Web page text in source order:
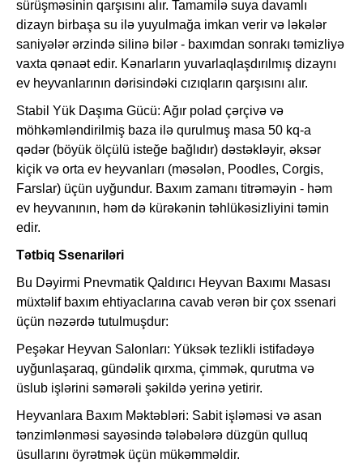
sürüşməsinin qarşısını alır. Tamamilə suya davamlı
dizayn birbaşa su ilə yuyulmağa imkan verir və ləkələr
saniyələr ərzində silinə bilər - baxımdan sonrakı təmizliyə
vaxta qənaət edir. Kənarların yuvarlaqlaşdırılmış dizaynı
ev heyvanlarının dərisindəki cızıqların qarşısını alır.
Stabil Yük Daşıma Gücü: Ağır polad çərçivə və
möhkəmləndirilmiş baza ilə qurulmuş masa 50 kq-a
qədər (böyük ölçülü isteğe bağlıdır) dəstəkləyir, əksər
kiçik və orta ev heyvanları (məsələn, Poodles, Corgis,
Farslar) üçün uyğundur. Baxım zamanı titrəməyin - həm
ev heyvanının, həm də kürəkənin təhlükəsizliyini təmin
edir.
Tətbiq Ssenariləri
Bu Dəyirmi Pnevmatik Qaldırıcı Heyvan Baxımı Masası
müxtəlif baxım ehtiyaclarına cavab verən bir çox ssenari
üçün nəzərdə tutulmuşdur:
Peşəkar Heyvan Salonları: Yüksək tezlikli istifadəyə
uyğunlaşaraq, gündəlik qırxma, çimmək, qurutma və
üslub işlərini səmərəli şəkildə yerinə yetirir.
Heyvanlara Baxım Məktəbləri: Sabit işləməsi və asan
tənzimlənməsi sayəsində tələbələrə düzgün qulluq
üsullarını öyrətmək üçün mükəmməldir.